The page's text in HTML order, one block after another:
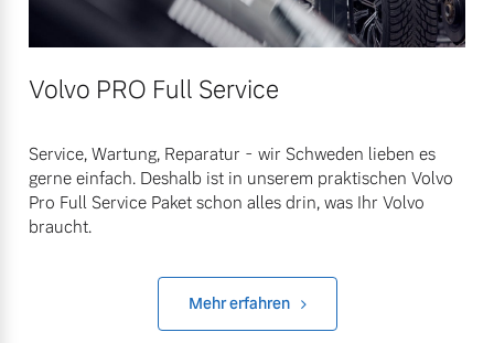
Volvo PRO Full Service
Service, Wartung, Reparatur - wir Schweden lieben es
gerne einfach. Deshalb ist in unserem praktischen Volvo
Pro Full Service Paket schon alles drin, was Ihr Volvo
braucht.
Mehr erfahren